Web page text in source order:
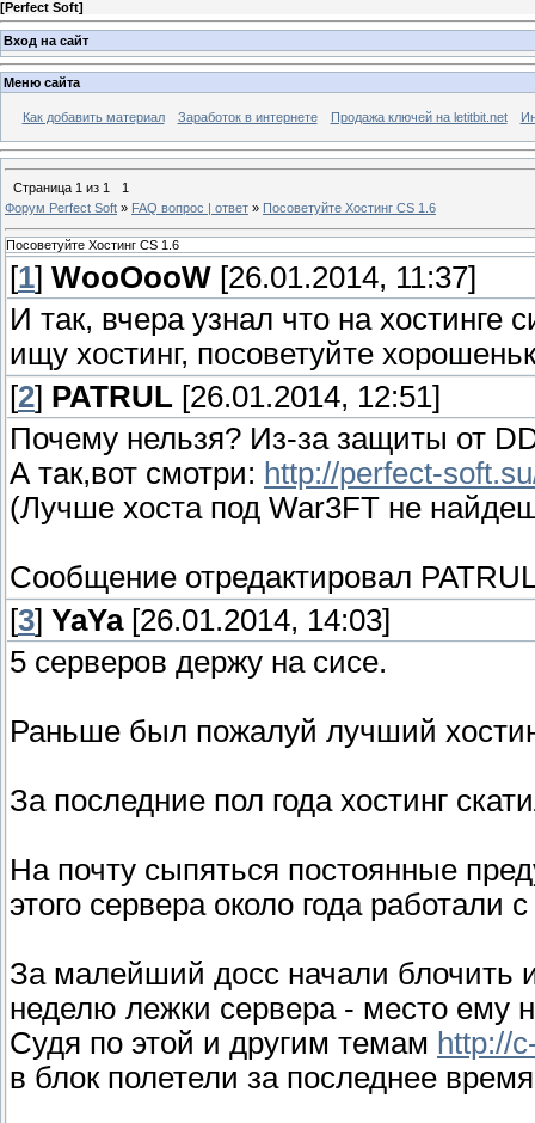
[Perfect Soft]
Вход на сайт
Меню сайта
Как добавить материал Заработок в интернете Продажа ключей на letitbit.net
Страница 1 из 1
1
Форум Perfect Soft » FAQ вопрос | ответ » Посоветуйте Хостинг CS 1.6
Посоветуйте Хостинг CS 1.6
[1] WooOooW [26.01.2014, 11:37]
И так, вчера узнал что на хостинге
ищу хостинг, посоветуйте
[2] PATRUL [26.01.2014, 12:51]
Почему нельзя? Из-за защиты от
А так,вот смотри: http://perfect-
(Лучше хоста под War3FT не
Сообщение отредактировал PATRUL
[3] YaYa[26.01.2014, 14:03]
5 серверов держу на сисе.
Раньше был пожалуй лучший
За последние пол года хостинг
На почту сыпяться постоянные
этого сервера около года
За малейший досс начали блочить
неделю лежки сервера - место ему
Судя по этой и другим темам http://
в блок полетели за последнее